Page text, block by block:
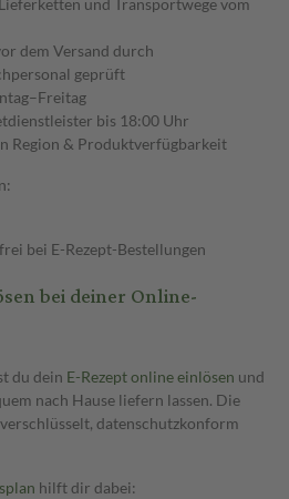
dem Versand durch
geprüft
bis 18:00 Uhr
Region & Produktverfügbarkeit
bei E-Rezept-Bestellungen
bei deiner Online-
du dein E-Rezept online einlösen und
nach Hause liefern lassen. Die
datenschutzkonform
hilft dir dabei: